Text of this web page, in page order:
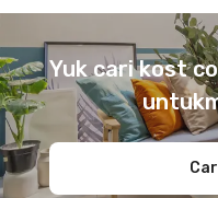
Yuk cari kost